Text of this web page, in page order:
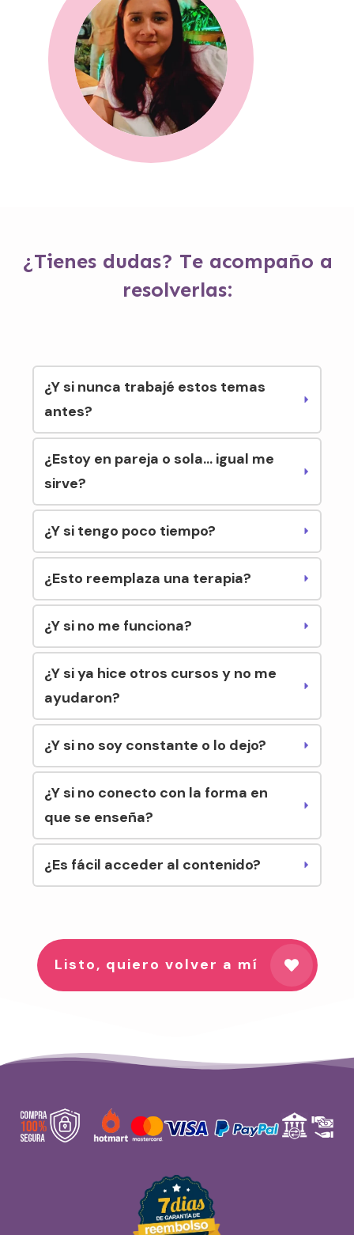
¿Tienes dudas? Te acompaño a
resolverlas:
¿Y si nunca trabajé estos temas
antes?
¿Estoy en pareja o sola... igual me
sirve?
¿Y si tengo poco tiempo?
¿Esto reemplaza una terapia?
¿Y si no me funciona?
¿Y si ya hice otros cursos y no me
ayudaron?
¿Y si no soy constante o lo dejo?
¿Y si no conecto con la forma en
que se enseña?
¿Es fácil acceder al contenido?
Listo, quiero volver a mí